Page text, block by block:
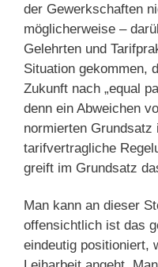
der Gewerkschaften
möglicherweise –
Gelehrten und
Situation gekommen,
Zukunft nach „equal
denn ein Abweichen
normierten Grundsatz
tarifvertragliche
greift im Grundsatz
Man kann an dieser
offensichtlich ist das
eindeutig positioniert,